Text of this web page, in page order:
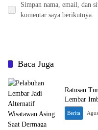
Simpan nama, email, dan
komentar saya berikutnya.
Baca Juga
Ratusan
Lembar
Berita